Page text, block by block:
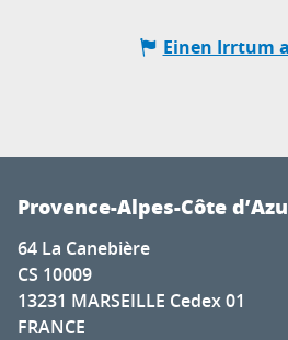
Einen Irrtum
Provence-Alpes-Côte
64 La Canebière
CS 10009
13231 MARSEILLE Cedex 01
FRANCE